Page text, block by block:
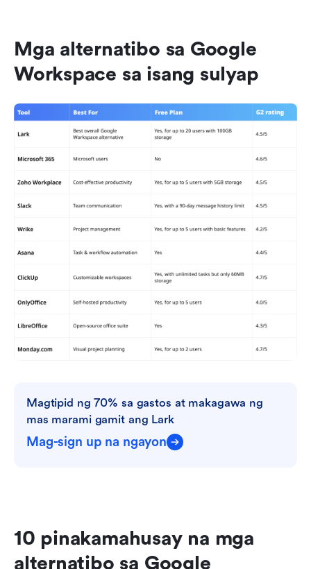
Mga alternatibo sa Google
Workspace sa isang sulyap
Magtipid ng 70% sa gastos at makagawa ng
mas marami gamit ang Lark
Mag-sign up na ngayon
10 pinakamahusay na mga
alternatibo sa Google